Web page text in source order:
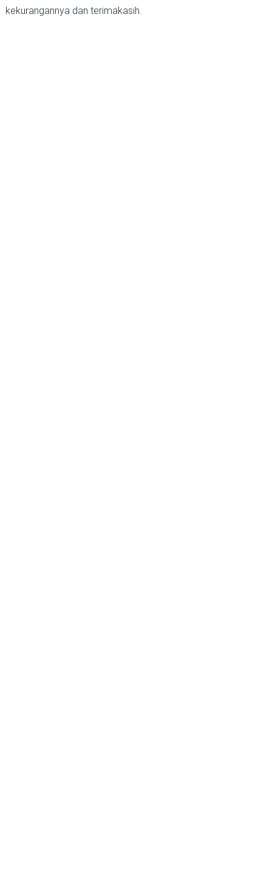
kekurangannya dan terimakasih.